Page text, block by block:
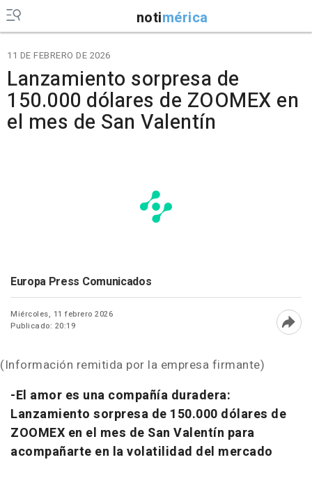
notimérica
11 DE FEBRERO DE 2026
Lanzamiento sorpresa de
150.000 dólares de ZOOMEX en
el mes de San Valentín
Europa Press Comunicados
Miércoles, 11 febrero 2026
Publicado: 20:19
(Información remitida por la empresa firmante)
-El amor es una compañía duradera:
Lanzamiento sorpresa de 150.000 dólares de
ZOOMEX en el mes de San Valentín para
acompañarte en la volatilidad del mercado